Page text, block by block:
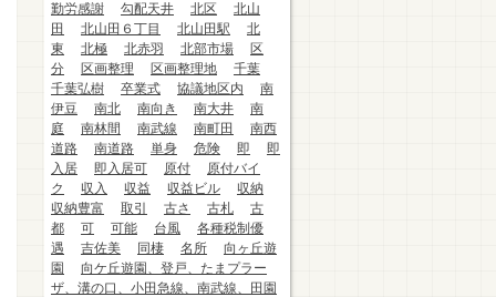
勤労感謝
勾配天井 北区
北山
田
北山田６丁目 北山田駅
北
東
北極 北赤羽 北部市場
区
分
区画整理 区画整理地
千葉
千葉弘樹
卒業式 協議地区内
南
伊豆
南北 南向き 南大井
南
庭
南林間 南武線 南町田
南西
道路
南道路 単身 危険 即
即
入居
即入居可 原付
原付バイ
ク
収入 収益 収益ビル
収納
収納豊富
取引 古さ 古札
古
都
可 可能 台風
各種税制優
遇
吉佐美 同棲 名所
向ヶ丘遊
園
向ケ丘遊園、登戸、たまプラー
ザ、溝の口、小田急線、南武線、田園